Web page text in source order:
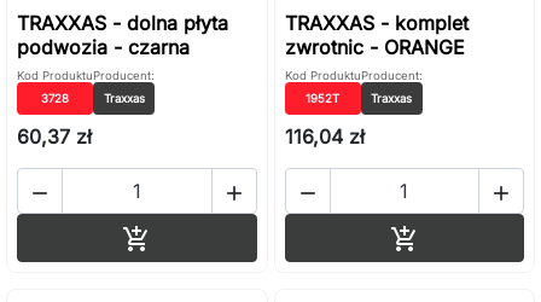
TRAXXAS - dolna płyta
podwozia - czarna
Kod Produktu
3728
Producent:
Traxxas
60,37 zł
 

TRAXXAS - komplet
zwrotnic - ORANGE
Kod Produktu
1952T
Producent:
Traxxas
116,04 zł
 
